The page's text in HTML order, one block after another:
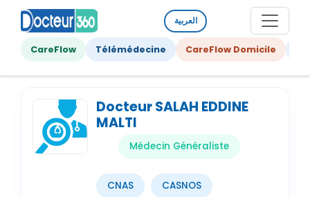
العربية
CareFlow Télémédecine CareFlow Domicile
Docteur SALAH EDDINE
MALTI
Médecin Généraliste
CNAS CASNOS